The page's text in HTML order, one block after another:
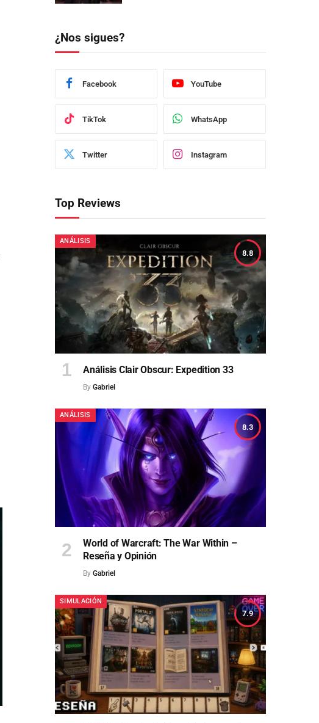
¿Nos sigues?
Facebook YouTube
TikTok WhatsApp
Twitter Instagram
Top Reviews
8.8
ANÁLISIS
Análisis Clair Obscur: Expedition 33
By Gabriel
8.3
ANÁLISIS
World of Warcraft: The War Within –
Reseña y Opinión
By Gabriel
7.9
SIMULACIÓN